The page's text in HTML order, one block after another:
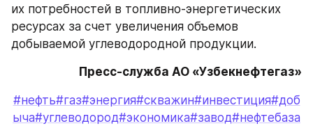
их потребностей в топливно-энергетических
ресурсах за счет увеличения объемов
добываемой углеводородной продукции.
Пресс-служба АО «Узбекнефтегаз»
#нефть#газ#энергия#скважин#инвестиция#доб
ыча#углеводород#экономика#завод#нефтебаза